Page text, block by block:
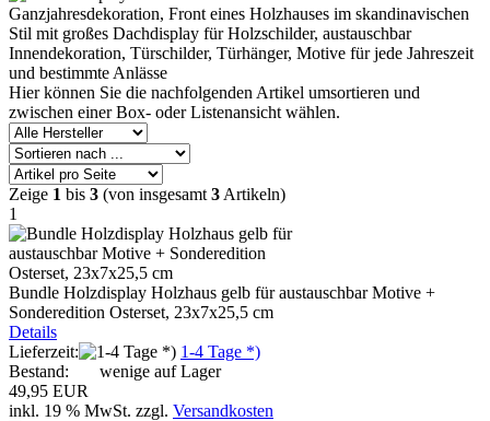
Ganzjahresdekoration, Front eines Holzhauses im skandinavischen
Stil mit großes Dachdisplay für Holzschilder, austauschbar
Innendekoration, Türschilder, Türhänger, Motive für jede Jahreszeit
und bestimmte Anlässe
Hier können Sie die nachfolgenden Artikel umsortieren und
zwischen einer Box- oder Listenansicht wählen.
Zeige 1 bis 3 (von insgesamt 3 Artikeln)
1
Bundle Holzdisplay Holzhaus gelb für austauschbar Motive +
Sonderedition Osterset, 23x7x25,5 cm
Details
Lieferzeit:
1-4 Tage *)
Bestand:
wenige auf Lager
49,95 EUR
inkl. 19 % MwSt. zzgl. Versandkosten